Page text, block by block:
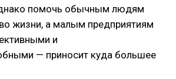
помочь обычным людям
жизни, а малым предприятиям
и
— приносит куда большее